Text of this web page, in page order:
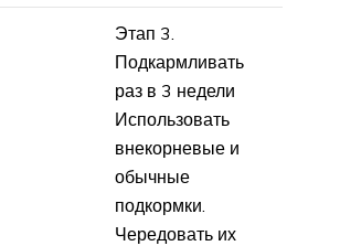
Этап 3.
Подкармливать
раз в 3 недели
Использовать
внекорневые и
обычные
подкормки.
Чередовать их